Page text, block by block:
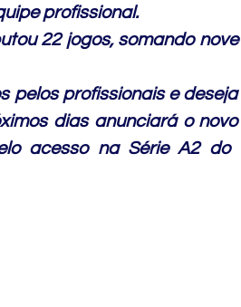
profissional.
22 jogos, somando
pelos profissionais e
dias anunciará o
acesso na Série A2 do